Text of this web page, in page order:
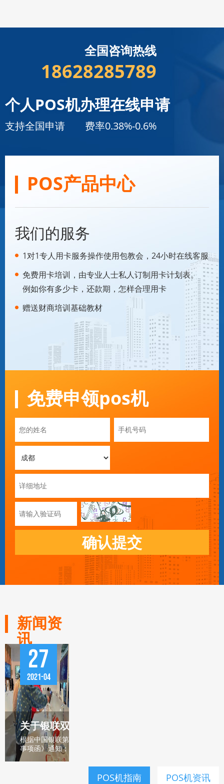
全国咨询热线
18628285789
个人POS机办理在线申请
支持全国申请 费率0.38%-0.6%
POS产品中心
我们的服务
1对1专人用卡服务操作使用包教会，24小时在线客服
免费用卡培训，由专业人士私人订制用卡计划表。
例如你有多少卡，还款期，怎样合理用卡
赠送财商培训基础教材
免费申领pos机
新闻资
讯
27
2021-04
关于银联双免小额交易0.38费率取消调整的公
根据中国银联第[2021]11号文件《关于进一步推广云闪付业务相关
事项函》通知；自
POS机指南 POS机资讯